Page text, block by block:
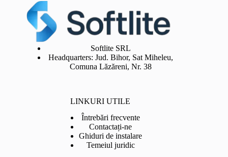
Softlite SRL
Headquarters: Jud. Bihor, Sat Miheleu,
Comuna Lăzăreni, Nr. 38
LINKURI UTILE
Întrebări frecvente
Contactați-ne
Ghiduri de instalare
Temeiul juridic